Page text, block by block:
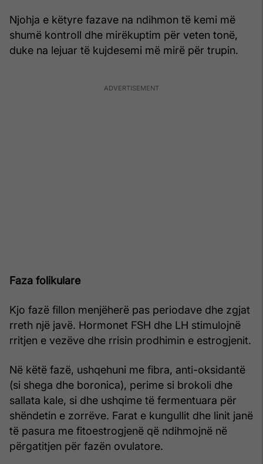
Njohja e këtyre fazave na ndihmon të kemi më
shumë kontroll dhe mirëkuptim për veten tonë,
duke na lejuar të kujdesemi më mirë për trupin.
Faza folikulare
Kjo fazë fillon menjëherë pas periodave dhe zgjat
rreth një javë. Hormonet FSH dhe LH stimulojnë
rritjen e vezëve dhe rrisin prodhimin e estrogjenit.
Në këtë fazë, ushqehuni me fibra, anti-oksidantë
(si shega dhe boronica), perime si brokoli dhe
sallata kale, si dhe ushqime të fermentuara për
shëndetin e zorrëve. Farat e kungullit dhe linit janë
të pasura me fitoestrogjenë që ndihmojnë në
përgatitjen për fazën ovulatore.